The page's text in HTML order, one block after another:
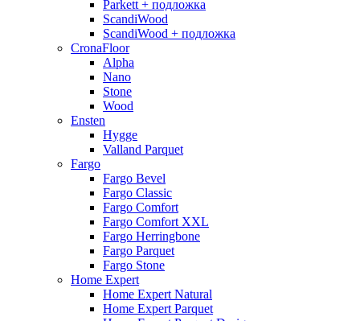
Parkett + подложка
ScandiWood
ScandiWood + подложка
CronaFloor
Alpha
Nano
Stone
Wood
Ensten
Hygge
Valland Parquet
Fargo
Fargo Bevel
Fargo Classic
Fargo Comfort
Fargo Comfort XXL
Fargo Herringbone
Fargo Parquet
Fargo Stone
Home Expert
Home Expert Natural
Home Expert Parquet